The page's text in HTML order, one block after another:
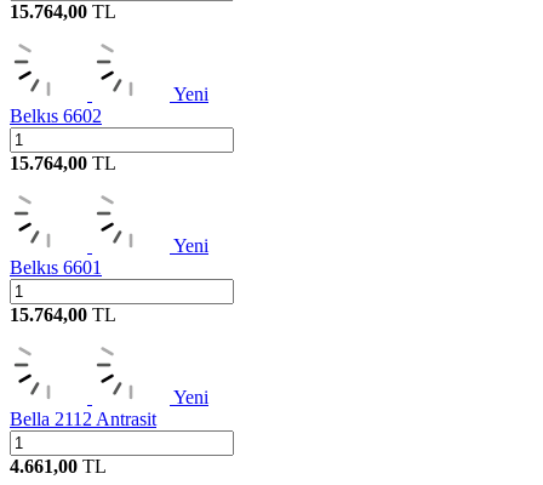
15.764,00 TL
Yeni
Belkıs 6602
15.764,00 TL
Yeni
Belkıs 6601
15.764,00 TL
Yeni
Bella 2112 Antrasit
4.661,00 TL